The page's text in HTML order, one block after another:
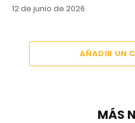
12 de junio de 2026
AÑADIR UN
MÁS